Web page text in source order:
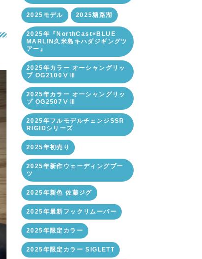
2025モデル 2025塘路湖
2025年『NorthCast×BLUE
MARLIN久米島キハダジギングツ
アー』
2025年カラー オーシャングリッ
プ OG2100ⅤⅢ
2025年カラー オーシャングリッ
プ OG2507ⅤⅢ
2025年フルモデルチェンジSSR
RIGIDシリーズ
2025年初売り
2025年新作ウェーディングブー
ツ
2025年新色 佐藤ジグ
2025年最新フックリムーバー
2025年限定カラー
2025年限定カラー SIGLETT